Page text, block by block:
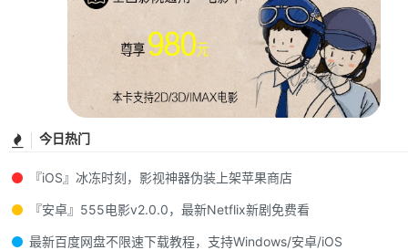
今日热门
『iOS』冰冻时刻，影视神器伪装上架苹果商店
『安卓』555电影v2.0.0，最新Netflix新剧免费看
最新百度网盘不限速下载教程，支持Windows/安卓/iOS